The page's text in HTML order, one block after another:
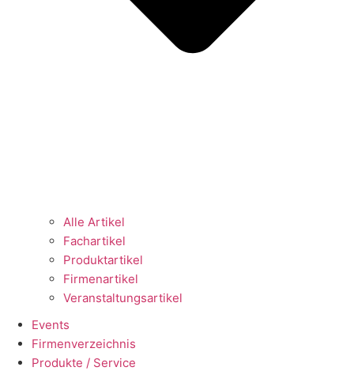
Alle Artikel
Fachartikel
Produktartikel
Firmenartikel
Veranstaltungsartikel
Events
Firmenverzeichnis
Produkte / Service